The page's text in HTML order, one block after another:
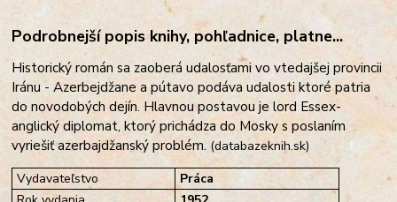
Podrobnejší popis knihy, pohľadnice, platne...
Historický román sa zaoberá udalosťami vo vtedajšej provincii
Iránu - Azerbejdžane a pútavo podáva udalosti ktoré patria
do novodobých dejín. Hlavnou postavou je lord Essex-
anglický diplomat, ktorý prichádza do Mosky s poslaním
vyriešiť azerbajdžanský problém. (databazeknih.sk)
Vydavateľstvo
Práca